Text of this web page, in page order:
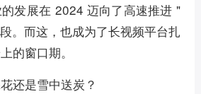
发展在 2024 迈向了高速推进 "
。而这，也成为了长视频平台扎
的窗口期。
还是雪中送炭？